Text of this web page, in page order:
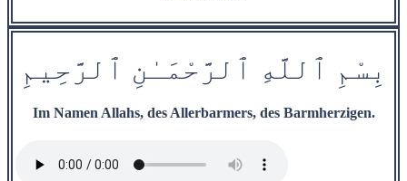
بِسْمِ ٱ للَّهِ ٱ لرَّحْمَ‍ـٰنِ ٱ ل‍‍رَّح‍ِ‍ي‍مِ
Im Namen Allahs, des Allerbarmers, des Barmherzigen.